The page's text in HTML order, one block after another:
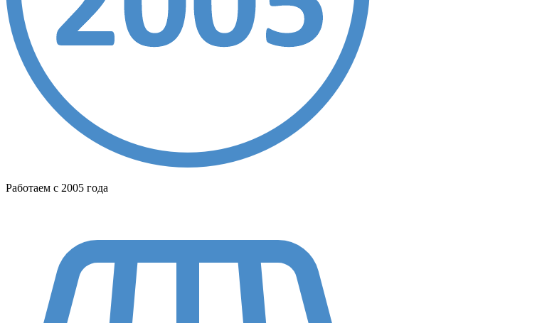
Работаем с 2005 года